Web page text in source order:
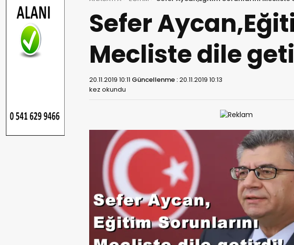
Sefer
Mecliste dile
20.11.2019 10:11 Güncellenme :20.11.2019 10:13
kez okundu